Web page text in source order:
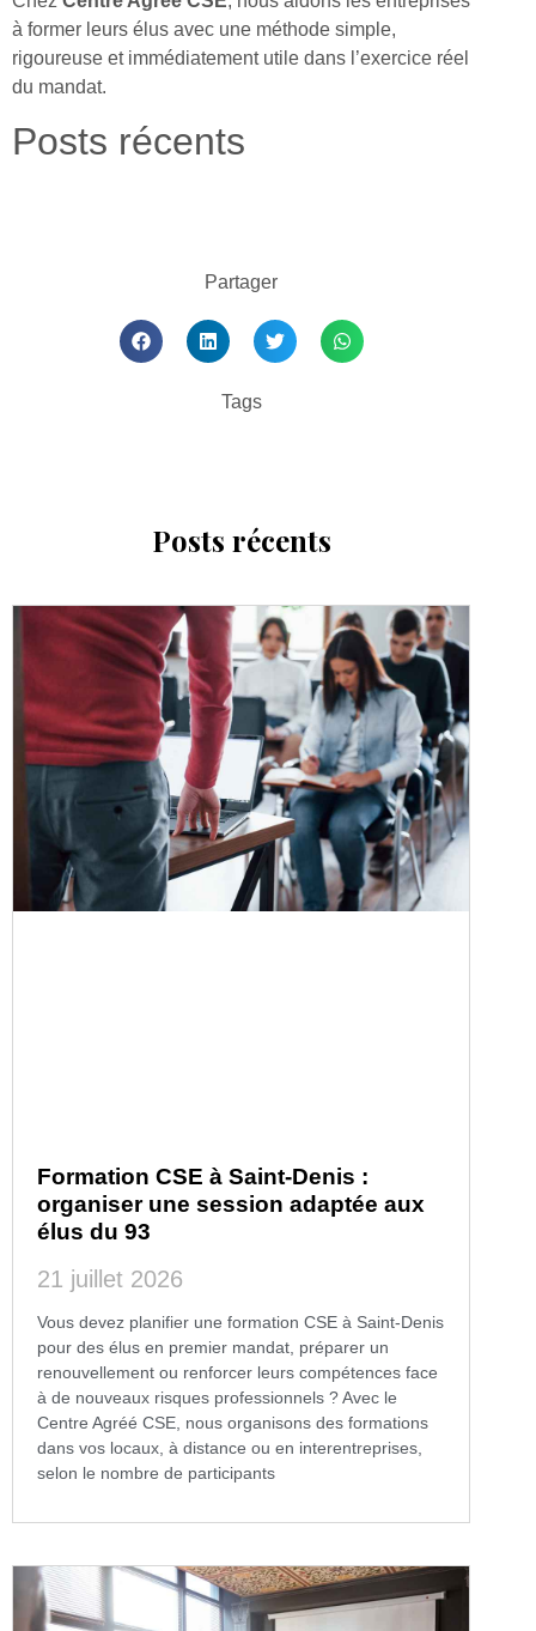
à former leurs élus avec une méthode simple,
rigoureuse et immédiatement utile dans l’exercice réel
du mandat.
Posts récents
Partager
Tags
Posts récents
Formation CSE à Saint-Denis :
organiser une session adaptée aux
élus du 93
21 juillet 2026
Vous devez planifier une formation CSE à Saint-Denis
pour des élus en premier mandat, préparer un
renouvellement ou renforcer leurs compétences face
à de nouveaux risques professionnels ? Avec le
Centre Agréé CSE, nous organisons des formations
dans vos locaux, à distance ou en interentreprises,
selon le nombre de participants